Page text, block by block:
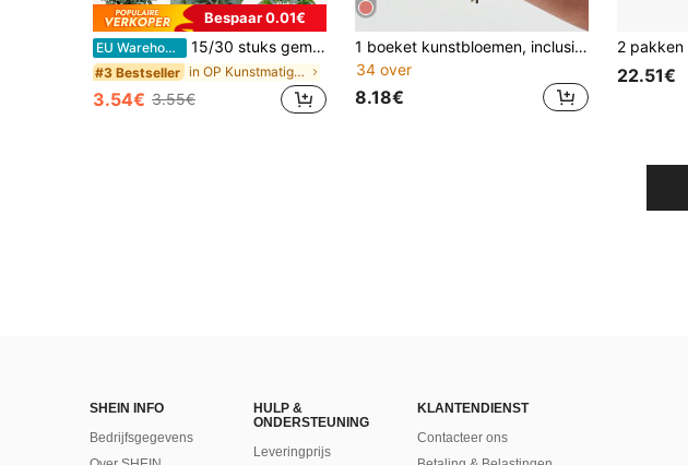
Bespaar 0.01€
EU Warehouse 15/30 stuks gemengde kunstmatige eucalyptusbladeren en takken, bulk nep zilveren dollar eucalyptus groen, kunstmatige eucalyptusplantenstelen voor bruilofttafelstukken, bloemdecoratie, geschenken, afstuderen, esthetisch huis
#3 Bestseller in OP Kunstmatige decoraties&Kunstmatige decoratie
3.54€ 3.55€
1 boeket kunstbloemen, inclusief kunstmatige anemoon, madeliefje en eucalyptus, met realistische textuur, geschikt voor vazen, thuis, hotelkamers, bruiloftsdecoraties, tafeldecoratie, herfstdecoraties, enz.
34 over
8.18€
22.51€
SHEIN INFO
Bedrijfsgegevens
HULP &
ONDERSTEUNING
Leveringprijs
KLANTENDIENST
Contacteer ons